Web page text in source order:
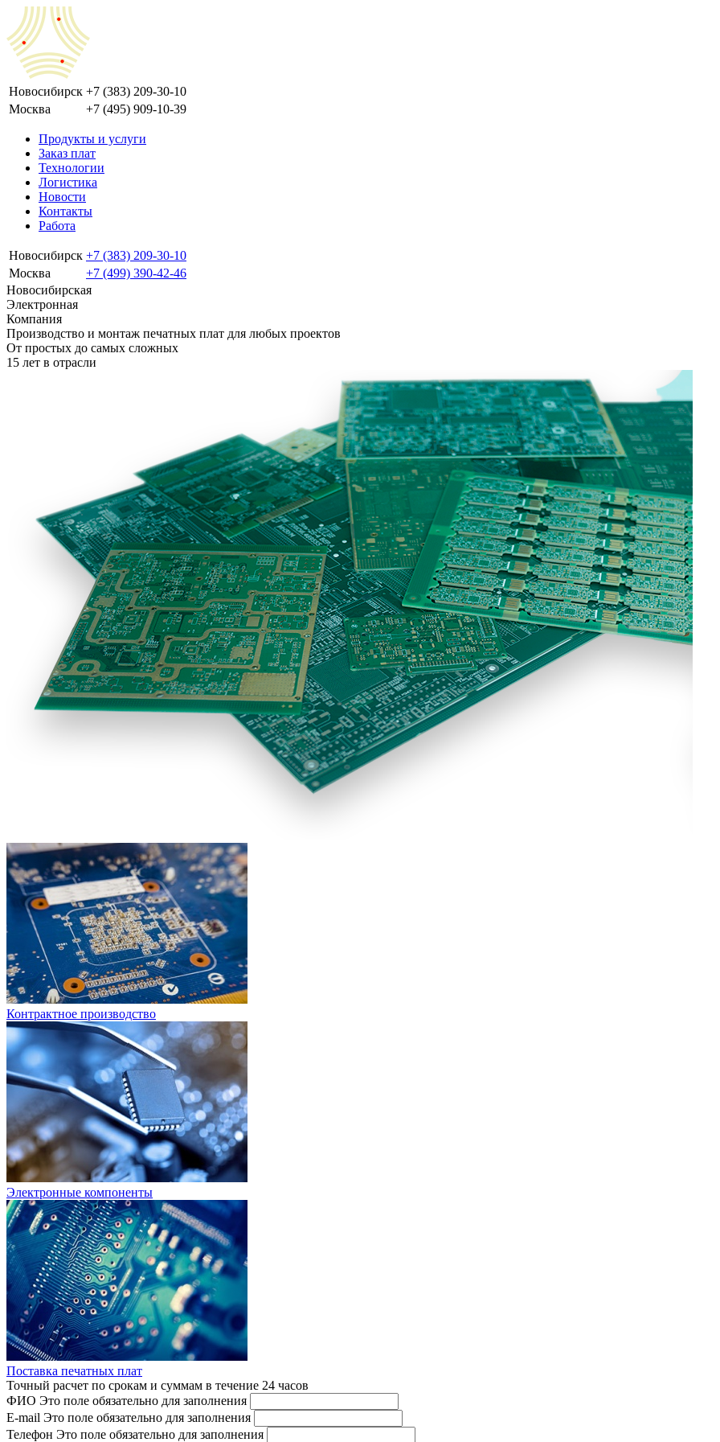
Новосибирск +7 (383) 209-30-10
Москва
+7 (495) 909-10-39
Продукты и услуги
Заказ плат
Технологии
Логистика
Новости
Контакты
Работа
Новосибирск +7 (383) 209-30-10
Москва
+7 (499) 390-42-46
Новосибирская
Электронная
Компания
Производство и монтаж печатных плат для любых проектов
От простых до самых сложных
15 лет в отрасли
Контрактное производство
Электронные компоненты
Поставка печатных плат
Точный расчет по срокам и суммам в течение 24 часов
ФИО Это поле обязательно для заполнения
E-mail Это поле обязательно для заполнения
Телефон Это поле обязательно для заполнения